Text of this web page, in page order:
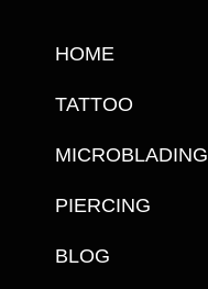
HOME
TATTOO
MICROBLADING
PIERCING
BLOG